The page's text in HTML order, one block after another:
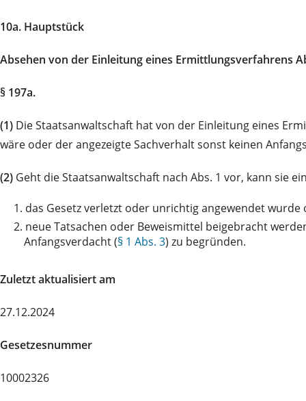
10a. Hauptstück
Absehen von der Einleitung eines Ermittlungsverfahrens
§ 197a.
(1) Die Staatsanwaltschaft hat von der Einleitung eines
wäre oder der angezeigte Sachverhalt sonst keinen
(2) Geht die Staatsanwaltschaft nach Abs. 1 vor, kann sie
1. das Gesetz verletzt oder unrichtig angewendet wurde
2. neue Tatsachen oder Beweismittel beigebracht
Anfangsverdacht (§ 1 Abs. 3) zu begründen.
Zuletzt aktualisiert am
27.12.2024
Gesetzesnummer
10002326